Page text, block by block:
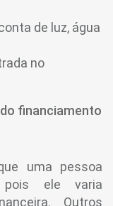
de luz, água
no
financiamento
uma pessoa
pois ele varia
Outros